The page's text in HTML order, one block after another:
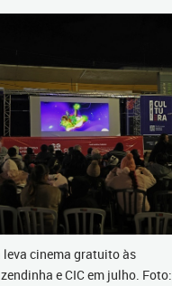
leva cinema gratuito às
e CIC em julho. Foto: